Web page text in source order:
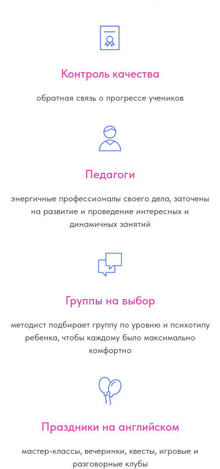
Контроль качества
обратная связь о прогрессе учеников
Педагоги
энергичные профессионалы своего дела, заточены
на развитие и проведение интересных и
динамичных занятий
Группы на выбор
методист подбирает группу по уровню и психотипу
ребенка, чтобы каждому было максимально
комфортно
Праздники на английском
мастер-классы, вечеринки, квесты, игровые и
разговорные клубы